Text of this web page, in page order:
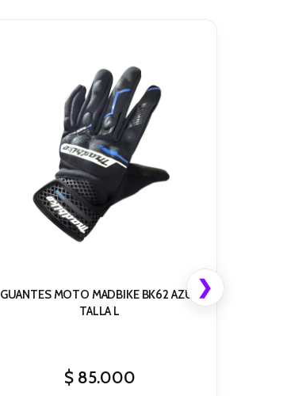
GUANTES MOTO MADBIKE BK62 AZUL
TALLA L
$85.000
❯